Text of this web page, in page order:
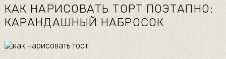
КАК НАРИСОВАТЬ ТОРТ ПОЭТАПНО:
КАРАНДАШНЫЙ НАБРОСОК